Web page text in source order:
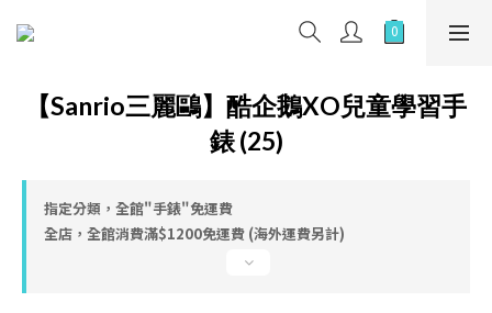
【Sanrio三麗鷗】酷企鵝XO兒童學習手
錶 (25)
指定分類，全館"手錶"免運費
全店，全館消費滿$1200免運費 (海外運費另計)